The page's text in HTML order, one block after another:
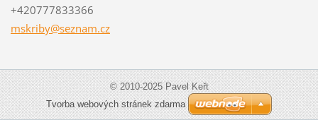
+420777833366
mskriby@seznam.cz
© 2010-2025 Pavel Keřt
Tvorba webových stránek zdarma